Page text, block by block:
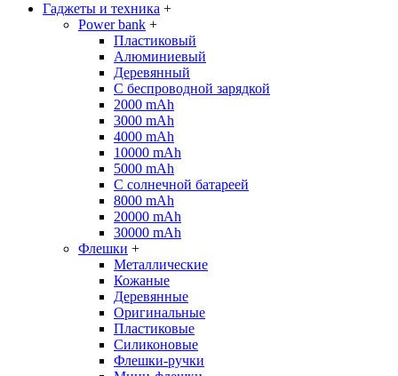
Гаджеты и техника +
Power bank +
Пластиковый
Алюминиевый
Деревянный
С беспроводной зарядкой
2000 mAh
3000 mAh
4000 mAh
10000 mAh
5000 mAh
С солнечной батареей
8000 mAh
20000 mAh
30000 mAh
Флешки +
Металлические
Кожаные
Деревянные
Оригинальные
Пластиковые
Силиконовые
Флешки-ручки